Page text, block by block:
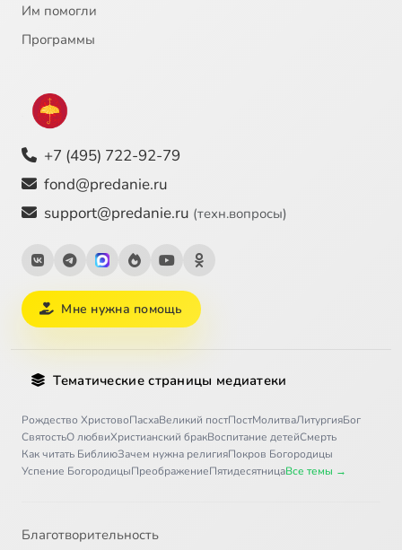
Им помогли
Программы
+7 (495) 722-92-79
fond@predanie.ru
support@predanie.ru (техн.вопросы)
Мне нужна помощь
Тематические страницы медиатеки
Рождество ХристовоПасхаВеликий постПостМолитваЛитургияБог
СвятостьО любвиХристианский бракВоспитание детейСмерть
Как читать БиблиюЗачем нужна религияПокров Богородицы
Успение БогородицыПреображениеПятидесятницаВсе темы →
Благотворительность